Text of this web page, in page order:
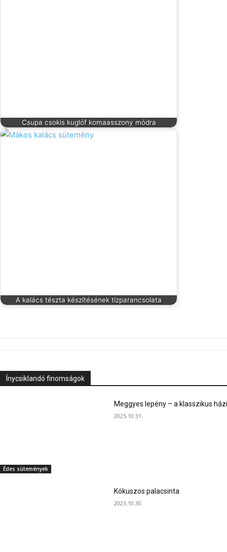
Csupa csokis kuglóf komaasszony módra
A kalács tészta készítésének tízparancsolata
Ínycsiklandó finomságok
Édes sütemények
Meggyes lepény – a klasszikus
2025.10.31.
Kókuszos palacsinta
2025.10.30.